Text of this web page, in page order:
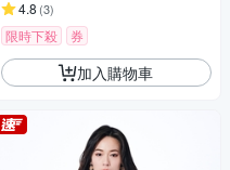
4.8 (3)
限時下殺 券
加入購物車